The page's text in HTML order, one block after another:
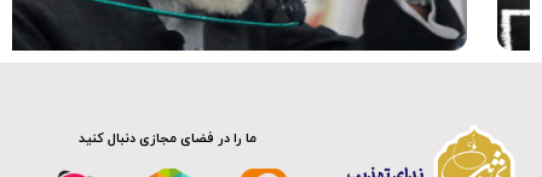
ما را در فضای مجازی دنبال کنید